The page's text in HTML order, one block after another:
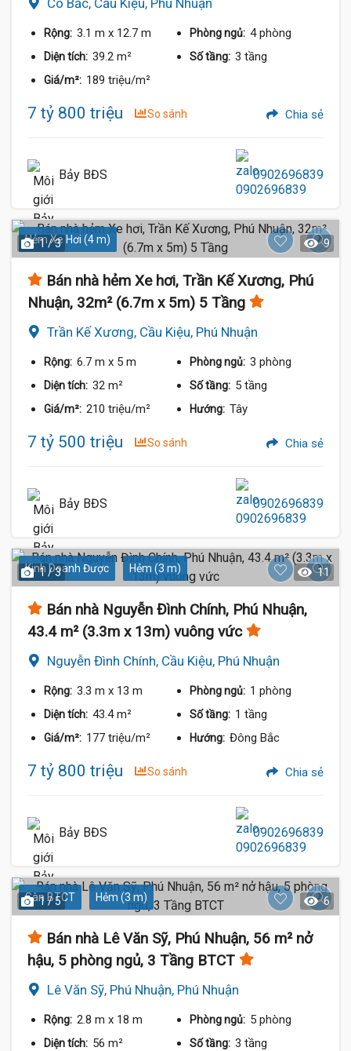
Cô Bắc, Cầu Kiệu, Phú Nhuận
Rộng: 3.1 m x 12.7 m Phòng ngủ: 4 phòng
Diện tích: 39.2 m² Số tầng: 3 tầng
Giá/m²: 189 triệu/m²
7 tỷ 800 triệu So sánh Chia sẻ
Bảy BĐS 0902696839
Hẻm Xe Hơi (4 m)
1 / 3 9
Bán nhà hẻm Xe hơi, Trần Kế Xương, Phú
Nhuận, 32m² (6.7m x 5m) 5 Tầng
Trần Kế Xương, Cầu Kiệu, Phú Nhuận
Rộng: 6.7 m x 5 m Phòng ngủ: 3 phòng
Diện tích: 32 m² Số tầng: 5 tầng
Giá/m²: 210 triệu/m² Hướng: Tây
7 tỷ 500 triệu So sánh Chia sẻ
Bảy BĐS 0902696839
Kinh Doanh Được Hẻm (3 m)
1 / 3 11
Bán nhà Nguyễn Đình Chính, Phú Nhuận,
43.4 m² (3.3m x 13m) vuông vức
Nguyễn Đình Chính, Cầu Kiệu, Phú Nhuận
Rộng: 3.3 m x 13 m Phòng ngủ: 1 phòng
Diện tích: 43.4 m² Số tầng: 1 tầng
Giá/m²: 177 triệu/m² Hướng: Đông Bắc
7 tỷ 800 triệu So sánh Chia sẻ
Bảy BĐS 0902696839
Sàn BTCT Hẻm (3 m)
1 / 5 6
Bán nhà Lê Văn Sỹ, Phú Nhuận, 56 m² nở
hậu, 5 phòng ngủ, 3 Tầng BTCT
Lê Văn Sỹ, Phú Nhuận, Phú Nhuận
Rộng: 2.8 m x 18 m Phòng ngủ: 5 phòng
Diện tích: 56 m² Số tầng: 3 tầng